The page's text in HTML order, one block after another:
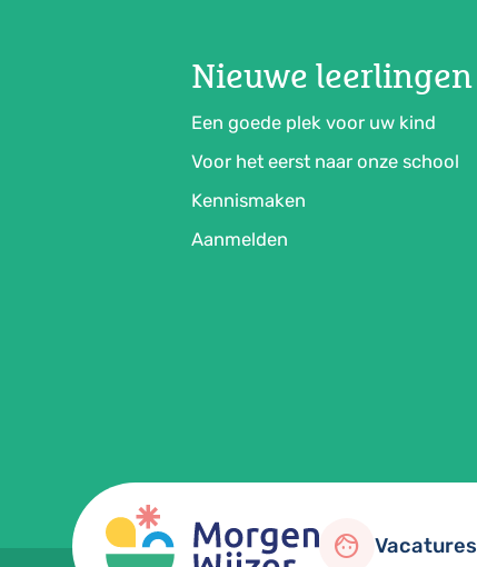
Nieuwe leerlingen
Een goede plek voor uw kind
Voor het eerst naar onze school
Kennismaken
Aanmelden
face Vacatures